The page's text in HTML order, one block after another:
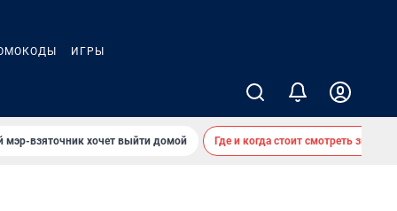
ИГРЫ
мэр-взяточник хочет выйти домой Где и когда стоит смотреть